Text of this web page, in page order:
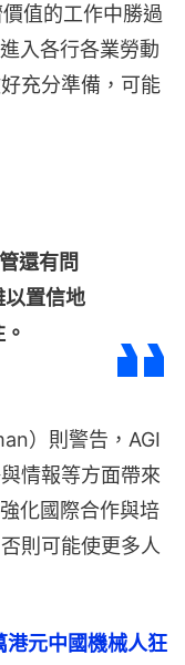
值的工作中勝過
入各行各業勞動
充分準備，可能
還有問
以置信地
）則警告，AGI
情報等方面帶來
化國際合作與培
則可能使更多人
港元中國機械人狂